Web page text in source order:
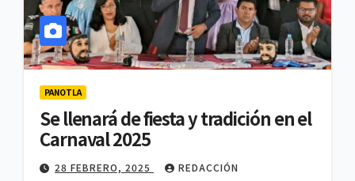
PANOTLA
Se llenará de fiesta y tradición en el
Carnaval 2025
28 FEBRERO, 2025 REDACCIÓN